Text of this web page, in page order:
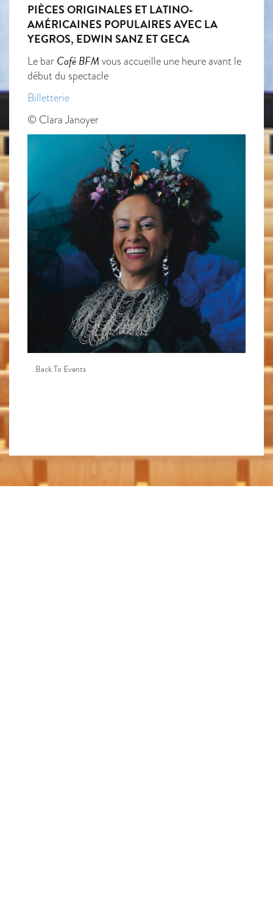
PIÈCES ORIGINALES ET LATINO-
AMÉRICAINES POPULAIRES AVEC LA
YEGROS, EDWIN SANZ ET GECA
Le bar Café BFM vous accueille une heure avant le
début du spectacle
Billetterie
© Clara Janoyer
Back To Events